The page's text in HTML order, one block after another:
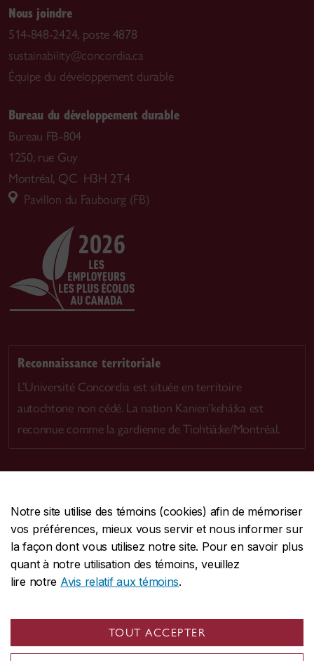
Notre site utilise des témoins (cookies) afin de mémoriser
vos préférences, mieux vous servir et nous informer sur
la façon dont vous utilisez notre site. Pour en savoir plus
quant à notre utilisation des témoins, veuillez
lire notre Avis relatif aux témoins.
TOUT ACCEPTER
Nous joindre
514-848-2424, poste 4878
sustainability@concordia.ca
Équipe du développement durable
Bureau du développement durable
Bureau FB-804
1250, rue Guy
Montréal, QC H3H 2T4
Pavillon du Faubourg (FB)
Reconnaissance territoriale
L’Université Concordia est située en territoire
autochtone non cédé. La nation Kanien’kehá:ka est
reconnue comme la gardienne de Tiohtià:ke/Montréal.
CENTRALE514-848-2424
URGENCE514-848-3717
Protection et prévention | Accessibilité | Confidentialité
Conditions d'utilisation |
© Université Concordia. Montréal, QC, Canada